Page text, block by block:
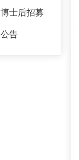
博士后招募
公告